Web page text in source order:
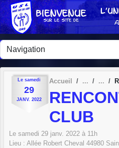
Le samedi
29
JANV. 2022
Accueil
CLUB
Le samedi 29 janv. 2022 à 11h
Lieu : Allée Robert Cheval 44980
Panneau de gestion des cookies